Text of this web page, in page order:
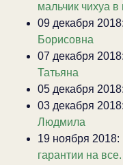
мальчик чихуа
09 декабря 2018:
Борисовна
07 декабря 2018:
Татьяна
05 декабря 2018:
03 декабря 2018:
Людмила
19 ноября 2018:
гарантии на